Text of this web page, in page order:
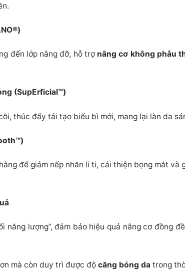
đến lớp nâng đỡ, hỗ trợ nâng cơ không phẫu
(SupErficial™)
thúc đẩy tái tạo biểu bì mới, mang lại làn da
để giảm nếp nhăn li ti, cải thiện bọng mắt và
năng lượng”, đảm bảo hiệu quả nâng cơ đồng
mà còn duy trì được độcăng bóng da trong